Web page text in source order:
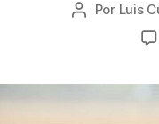
Autor
Por Luis